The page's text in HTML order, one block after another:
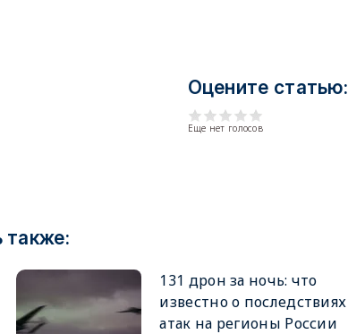
Оцените статью:
Еще нет голосов
также:
131 дрон за ночь: что
известно о последствиях
атак на регионы России